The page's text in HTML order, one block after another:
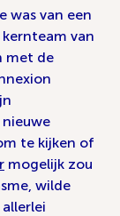
was van een
van
met de
te kijken of
mogelijk zou
wilde